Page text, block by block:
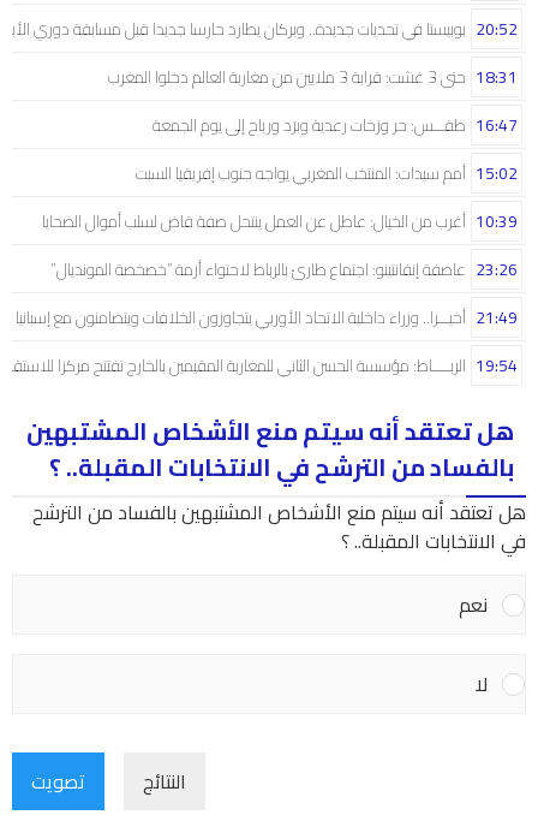
بوبيستا في تحديات جديدة.. وبركان يطارد حارسا جديدا قبل مسابقة دوري 20:52
حتى 3 غشت: قرابة 3 ملايين من مغاربة العالم دخلوا المغرب 18:31
طقـــس: حر وزخات رعدية وبرَد ورياح إلى يوم الجمعة 16:47
أمم سيدات: المنتخب المغربي يواجه جنوب إفريقيا السبت 15:02
أغرب من الخيال: عاطل عن العمل ينتحل صفة قاض لسلب أموال الضحايا 10:39
عاصفة إنفانتينو: اجتماع طارئ بالرباط لاحتواء أزمة “خصخصة المونديال” 23:26
أخيـــرا.. وزراء داخلية الاتحاد الأوربي يتجاوزون الخلافات ويتضامنون مع إسبانيا 21:49
الربـــــاط: مؤسسة الحسن الثاني للمغاربة المقيمين بالخارج تفتتح مركزا 19:54
هل تعتقد أنه سيتم منع الأشخاص المشتبهين
بالفساد من الترشح في الانتخابات المقبلة.. ؟
هل تعتقد أنه سيتم منع الأشخاص المشتبهين بالفساد من الترشح
في الانتخابات المقبلة.. ؟
نعم
لا
النتائج تصويت